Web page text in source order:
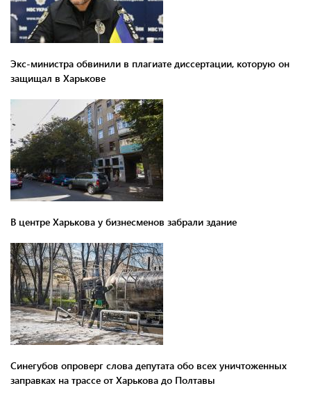
Экс-министра обвинили в плагиате диссертации, которую он
защищал в Харькове
В центре Харькова у бизнесменов забрали здание
Синегубов опроверг слова депутата обо всех уничтоженных
заправках на трассе от Харькова до Полтавы